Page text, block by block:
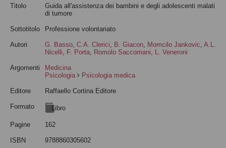
Titolo
Guida all'assistenza dei bambini e degli adolescenti malati
di tumore
Sottotitolo Professione volontariato
Autori G. Basso, C.A. Clerici, B. Giacon, Momcilo Jankovic, A.L.
Nicelli, F. Porta, Romolo Saccomani, L. Veneroni
Argomenti
Medicina
Psicologia
Psicologia medica
Editore Raffaello Cortina Editore
Formato Libro
Pagine 162
ISBN 9788860305602